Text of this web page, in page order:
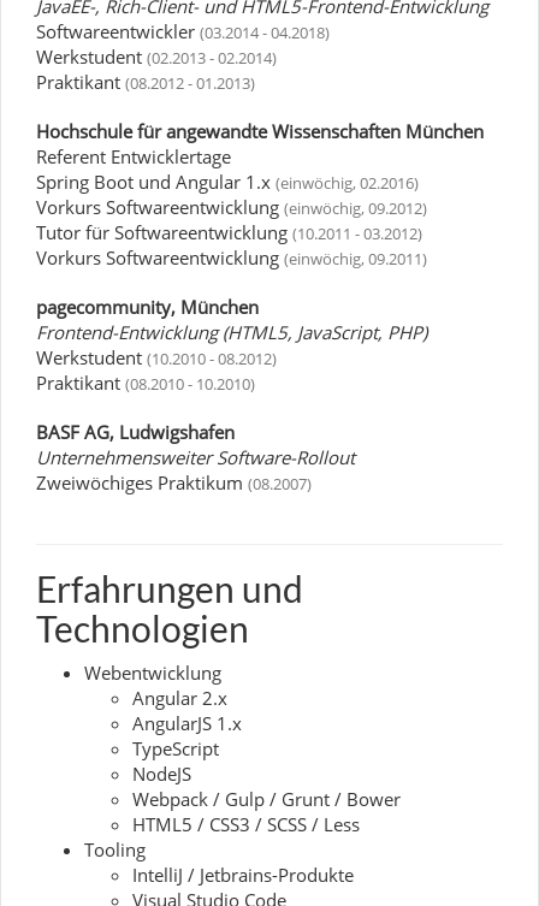
JavaEE-, Rich-Client- und HTML5-Frontend-Entwicklung
Softwareentwickler (03.2014 - 04.2018)
Werkstudent (02.2013 - 02.2014)
Praktikant (08.2012 - 01.2013)
Hochschule für angewandte Wissenschaften München
Referent Entwicklertage
Spring Boot und Angular 1.x (einwöchig, 02.2016)
Vorkurs Softwareentwicklung (einwöchig, 09.2012)
Tutor für Softwareentwicklung (10.2011 - 03.2012)
Vorkurs Softwareentwicklung (einwöchig, 09.2011)
pagecommunity, München
Frontend-Entwicklung (HTML5, JavaScript, PHP)
Werkstudent (10.2010 - 08.2012)
Praktikant (08.2010 - 10.2010)
BASF AG, Ludwigshafen
Unternehmensweiter Software-Rollout
Zweiwöchiges Praktikum (08.2007)
Erfahrungen und
Technologien
Webentwicklung
Angular 2.x
AngularJS 1.x
TypeScript
NodeJS
Webpack / Gulp / Grunt / Bower
HTML5 / CSS3 / SCSS / Less
Tooling
IntelliJ / Jetbrains-Produkte
Visual Studio Code